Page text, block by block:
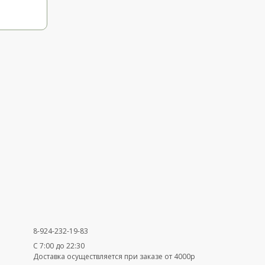
8-924-232-19-83
С 7:00 до 22:30
Доставка осуществляется при заказе от 4000р